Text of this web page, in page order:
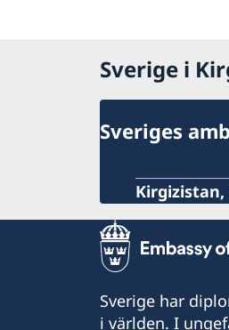
Sverige i
Sveriges
Sverige har
i världen. I